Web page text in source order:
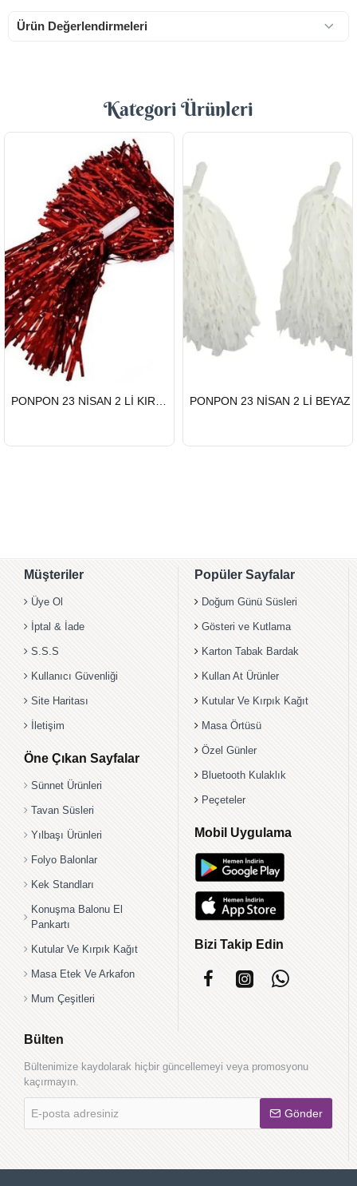
Ürün Değerlendirmeleri
Kategori Ürünleri
GÖNDERİ
GÖNDERİ
PONPON 23 NİSAN 2 Lİ BEYAZ
Müşteriler
Üye Ol
İptal & İade
S.S.S
Kullanıcı Güvenliği
Site Haritası
İletişim
Öne Çıkan Sayfalar
Sünnet Ürünleri
Tavan Süsleri
Yılbaşı Ürünleri
Folyo Balonlar
Kek Standları
Konuşma Balonu El
Pankartı
Kutular Ve Kırpık Kağıt
Masa Etek Ve Arkafon
Mum Çeşitleri
Popüler Sayfalar
Doğum Günü Süsleri
Gösteri ve Kutlama
Karton Tabak Bardak
Kullan At Ürünler
Kutular Ve Kırpık Kağıt
Masa Örtüsü
Özel Günler
Bluetooth Kulaklık
Peçeteler
Mobil Uygulama
Bizi Takip Edin
Bülten
Bültenimize kaydolarak hiçbir güncellemeyi veya promosyonu
kaçırmayın.
posta
adresiniz
Gönder